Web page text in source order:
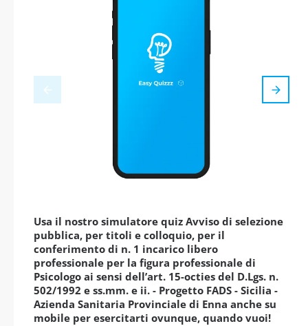
Usa il nostro simulatore quiz Avviso di selezione
pubblica, per titoli e colloquio, per il
conferimento di n. 1 incarico libero
professionale per la figura professionale di
Psicologo ai sensi dell’art. 15-octies del D.Lgs. n.
502/1992 e ss.mm. e ii. - Progetto FADS - Sicilia -
Azienda Sanitaria Provinciale di Enna anche su
mobile per esercitarti ovunque, quando vuoi!